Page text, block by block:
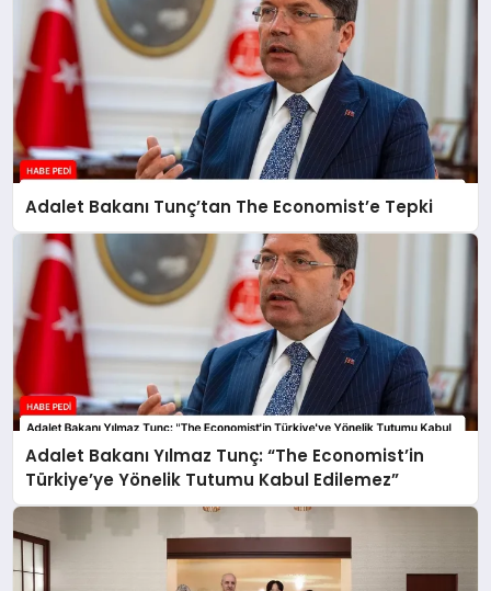
Adalet Bakanı Tunç’tan The Economist’e Tepki
Adalet Bakanı Yılmaz Tunç: “The Economist’in
Türkiye’ye Yönelik Tutumu Kabul Edilemez”